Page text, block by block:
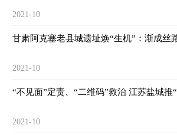
2021-10
甘肃阿克塞老县城遗址焕“生机”：渐成丝
2021-10
“不见面”定责、“二维码”救治
2021-10